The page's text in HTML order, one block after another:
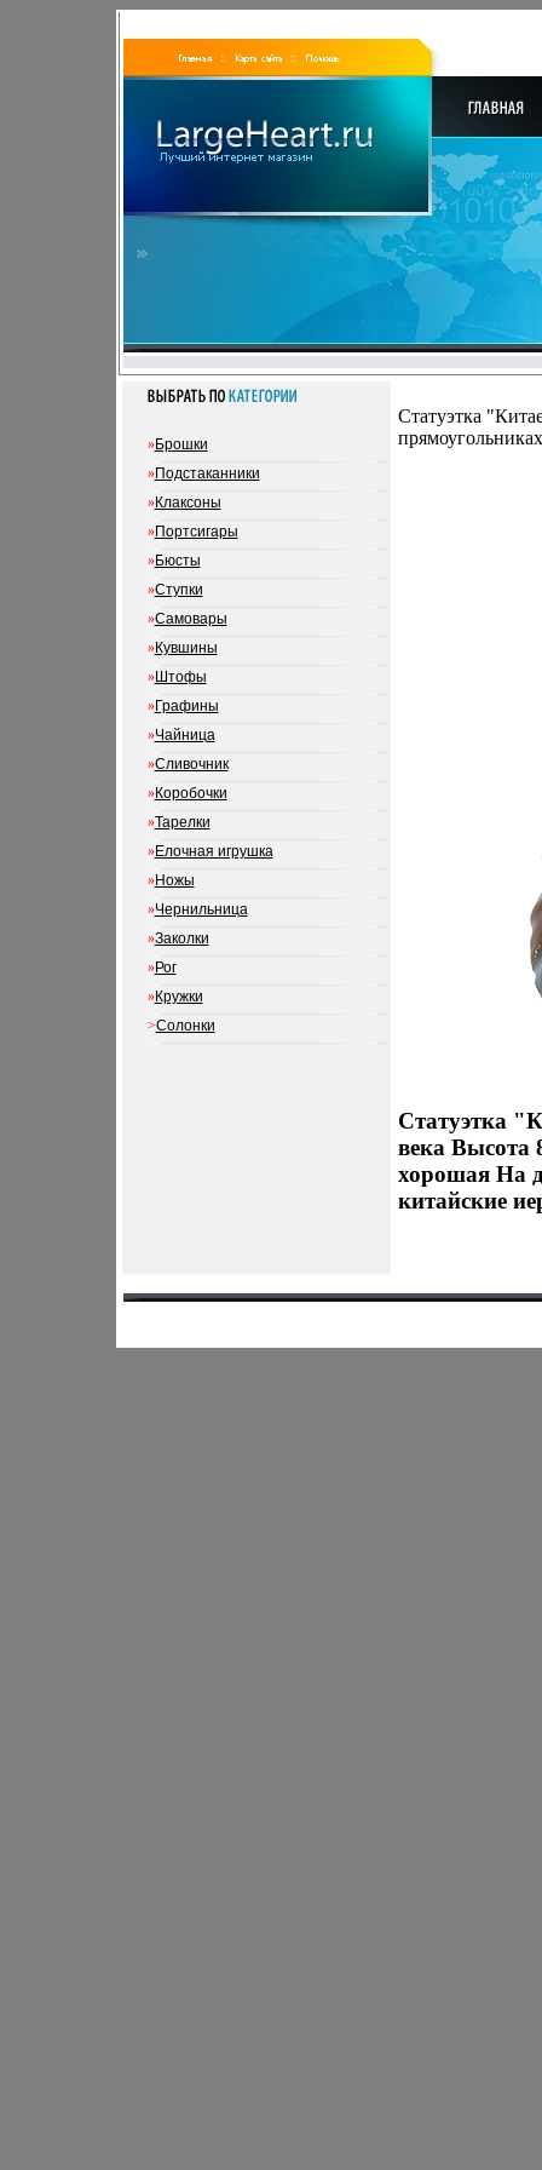
»Брошки
»Подстаканники
»Клаксоны
»Портсигары
»Бюсты
»Ступки
»Самовары
»Кувшины
»Штофы
»Графины
»Чайница
»Сливочник
»Коробочки
»Тарелки
»Елочная игрушка
»Ножы
»Чернильница
»Заколки
»Рог
»Кружки
>Солонки
Статуэтка
Статуэтка
века Высота
хорошая На
китайские